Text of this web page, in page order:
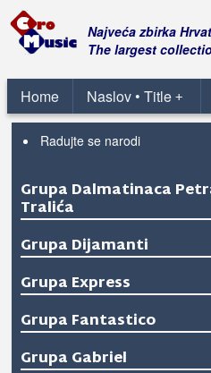
Najveća zbirka
The largest
Home +
Naslov • Title
Grupa Boss
Grupa Croati
Radujte se narodi
Grupa Dalmatinaca
Tralića
Grupa Dijamanti
Grupa Express
Grupa Fantastico
Grupa Gabriel